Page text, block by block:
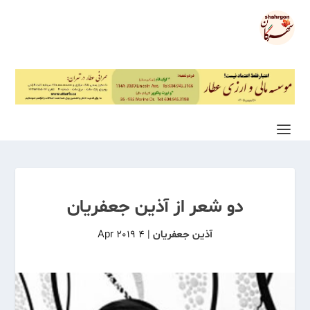
دو شعر از آذین جعفریان
آذین جعفریان |
4 Apr 2019